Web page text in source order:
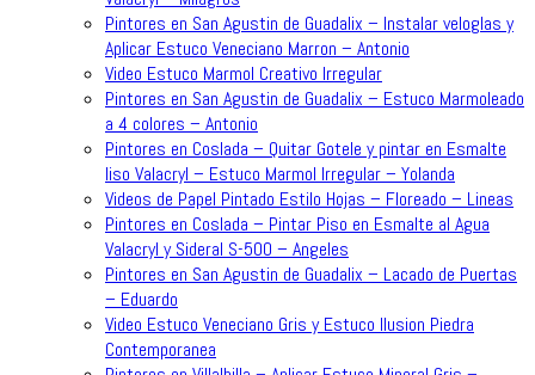
Pintores en San Agustin de Guadalix – Instalar veloglas y
Aplicar Estuco Veneciano Marron – Antonio
Video Estuco Marmol Creativo Irregular
Pintores en San Agustin de Guadalix – Estuco Marmoleado
a 4 colores – Antonio
Pintores en Coslada – Quitar Gotele y pintar en Esmalte
liso Valacryl – Estuco Marmol Irregular – Yolanda
Videos de Papel Pintado Estilo Hojas – Floreado – Lineas
Pintores en Coslada – Pintar Piso en Esmalte al Agua
Valacryl y Sideral S-500 – Angeles
Pintores en San Agustin de Guadalix – Lacado de Puertas
– Eduardo
Video Estuco Veneciano Gris y Estuco Ilusion Piedra
Contemporanea